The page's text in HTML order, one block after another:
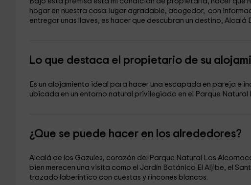
hogar en nuestra casa: lugar agradable, acogedor, con
entregar unas llaves, es hacer que descubran un destino, Alcalá
Lo que destaca el propietario de su
Es un alojamiento ideal para hacer una escapada en pareja e
ubicada en un entorno natural privilegiado en el Parque Natural
¿Que se puede hacer en los alrededores?
Alcalá de los Gazules, corazón del Parque Natural Los
bien merecen una visita como el Jardín Botánico El Aljibe, el
trazado laberíntico con cuestas y rincones blancos.